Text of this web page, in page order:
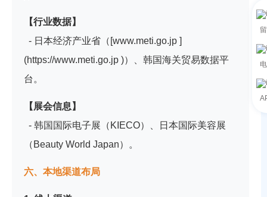
【行业数据】
- 日本经济产业省（[www.meti.go.jp ]
(https://www.meti.go.jp )）、韩国海关贸易数据平
台。
【展会信息】
- 韩国国际电子展（KIECO）、日本国际美容展
（Beauty World Japan）。
六、本地渠道布局